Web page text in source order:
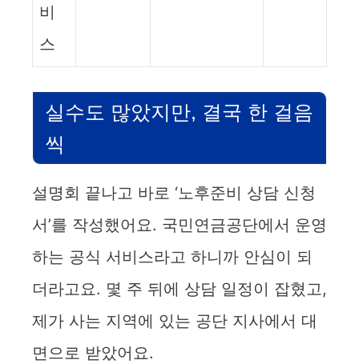
비
스
실수도 많았지만, 결국 한 걸음
씩
설명회 끝나고 바로 ‘노후준비 상담 신청
서’를 작성했어요. 국민연금공단에서 운영
하는 공식 서비스라고 하니까 안심이 되
더라고요. 몇 주 뒤에 상담 일정이 잡혔고,
제가 사는 지역에 있는 공단 지사에서 대
면으로 받았어요.